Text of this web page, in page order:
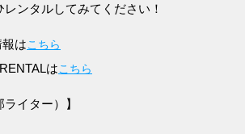
ンタルしてみてください！
はこちら
はこちら
イター）】